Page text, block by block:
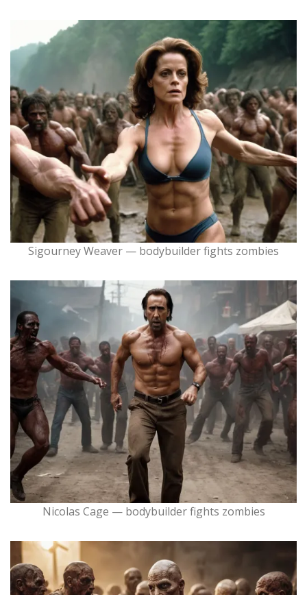
Sigourney Weaver — bodybuilder fights zombies
Nicolas Cage — bodybuilder fights zombies